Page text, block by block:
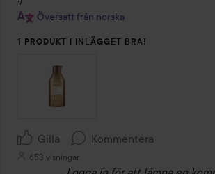
Översatt från norska
1 PRODUKT I INLÄGGET BRA!
Gilla Kommentera
653 visningar